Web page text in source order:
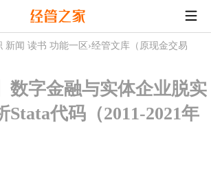
新闻 读书 功能一区 ›经管文库（原现金交易
数字金融与实体企业脱实
Stata代码（2011-2021年